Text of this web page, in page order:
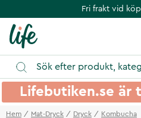
Fri frakt vid
Lifebutiken.se är
Hem Mat-Dryck Dryck
Kombucha